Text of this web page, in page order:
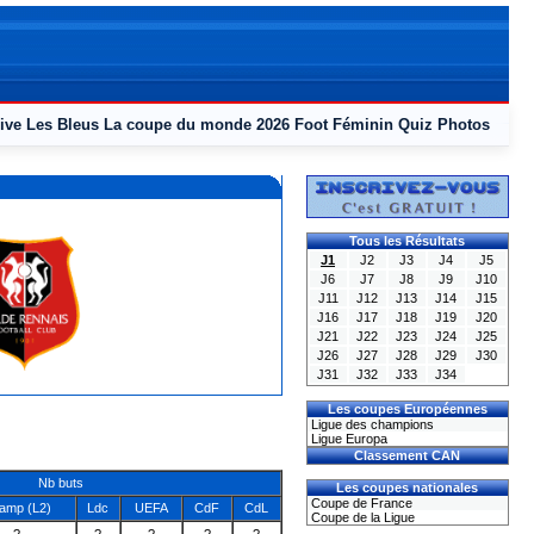
Les Bleus La coupe du monde 2026 Foot Féminin Quiz Photos
Nb buts
(L2)
Ldc UEFA CdF
CdL
Tous les Résultats
J1
J2 J3 J4
J5
J6
J7 J8 J9
J10
J11
J12 J13 J14
J15
J16
J17 J18 J19
J20
J21
J22 J23 J24
J25
J26
J27 J28 J29
J30
J31
J32 J33 J34
Les coupes Européennes
Ligue des champions
Ligue Europa
Classement CAN
Les coupes nationales
Coupe de France
Coupe de la Ligue